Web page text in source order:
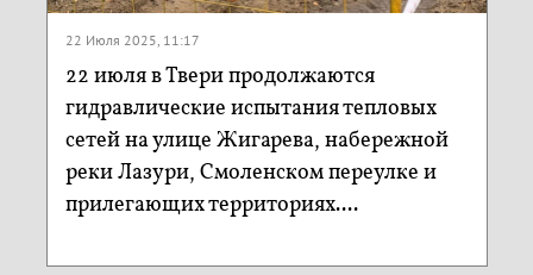
22 Июля 2025, 11:17
22 июля в Твери продолжаются
гидравлические испытания тепловых
сетей на улице Жигарева, набережной
реки Лазури, Смоленском переулке и
прилегающих территориях....